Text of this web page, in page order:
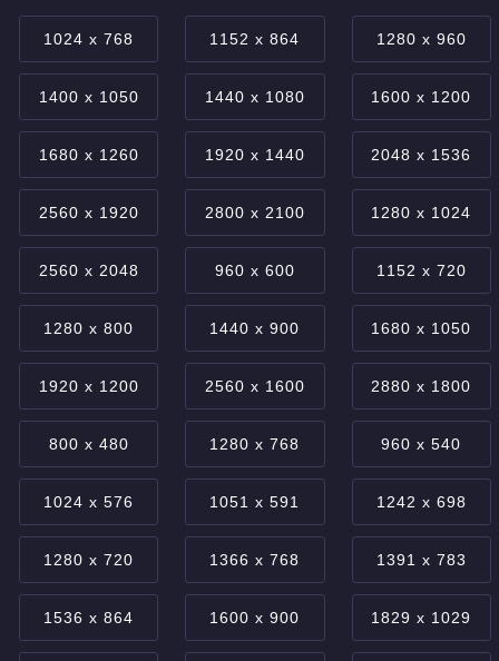
1024 x 768 1152 x 864 1280 x 960
1400 x 1050 1440 x 1080 1600 x 1200
1680 x 1260 1920 x 1440 2048 x 1536
2560 x 1920 2800 x 2100 1280 x 1024
2560 x 2048 960 x 600 1152 x 720
1280 x 800 1440 x 900 1680 x 1050
1920 x 1200 2560 x 1600 2880 x 1800
800 x 480 1280 x 768 960 x 540
1024 x 576 1051 x 591 1242 x 698
1280 x 720 1366 x 768 1391 x 783
1536 x 864 1600 x 900 1829 x 1029